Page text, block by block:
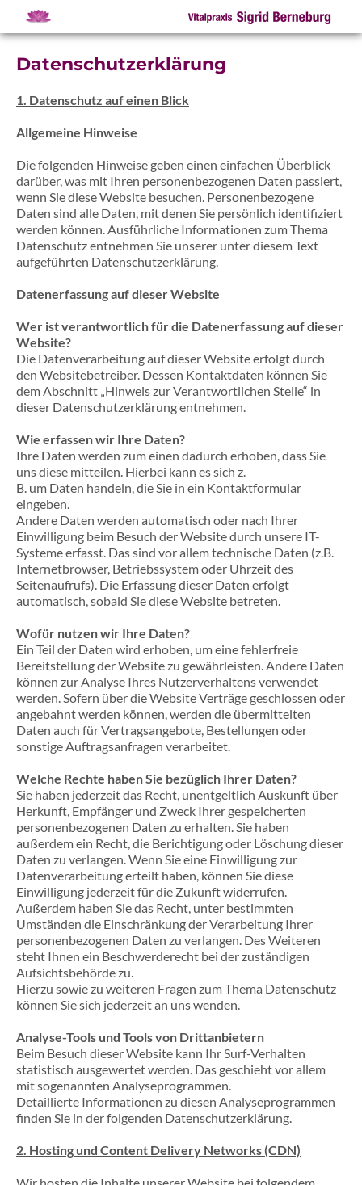
Datenschutz­erklärung
1. Datenschutz auf einen Blick
Allgemeine Hinweise
Die folgenden Hinweise geben einen einfachen Überblick
darüber, was mit Ihren personenbezogenen Daten passiert,
wenn Sie diese Website besuchen. Personenbezogene
Daten sind alle Daten, mit denen Sie persönlich identifiziert
werden können. Ausführliche Informationen zum Thema
Datenschutz entnehmen Sie unserer unter diesem Text
aufgeführten Datenschutzerklärung.
Datenerfassung auf dieser Website
Wer ist verantwortlich für die Datenerfassung auf dieser
Website?
Die Datenverarbeitung auf dieser Website erfolgt durch
den Websitebetreiber. Dessen Kontaktdaten können Sie
dem Abschnitt „Hinweis zur Verantwortlichen Stelle“ in
dieser Datenschutzerklärung entnehmen.
Wie erfassen wir Ihre Daten?
Ihre Daten werden zum einen dadurch erhoben, dass Sie
uns diese mitteilen. Hierbei kann es sich z.
B. um Daten handeln, die Sie in ein Kontaktformular
eingeben.
Andere Daten werden automatisch oder nach Ihrer
Einwilligung beim Besuch der Website durch unsere IT-
Systeme erfasst. Das sind vor allem technische Daten (z.B.
Internetbrowser, Betriebssystem oder Uhrzeit des
Seitenaufrufs). Die Erfassung dieser Daten erfolgt
automatisch, sobald Sie diese Website betreten.
Wofür nutzen wir Ihre Daten?
Ein Teil der Daten wird erhoben, um eine fehlerfreie
Bereitstellung der Website zu gewährleisten. Andere Daten
können zur Analyse Ihres Nutzerverhaltens verwendet
werden. Sofern über die Website Verträge geschlossen oder
angebahnt werden können, werden die übermittelten
Daten auch für Vertragsangebote, Bestellungen oder
sonstige Auftragsanfragen verarbeitet.
Welche Rechte haben Sie bezüglich Ihrer Daten?
Sie haben jederzeit das Recht, unentgeltlich Auskunft über
Herkunft, Empfänger und Zweck Ihrer gespeicherten
personenbezogenen Daten zu erhalten. Sie haben
außerdem ein Recht, die Berichtigung oder Löschung dieser
Daten zu verlangen. Wenn Sie eine Einwilligung zur
Datenverarbeitung erteilt haben, können Sie diese
Einwilligung jederzeit für die Zukunft widerrufen.
Außerdem haben Sie das Recht, unter bestimmten
Umständen die Einschränkung der Verarbeitung Ihrer
personenbezogenen Daten zu verlangen. Des Weiteren
steht Ihnen ein Beschwerderecht bei der zuständigen
Aufsichtsbehörde zu.
Hierzu sowie zu weiteren Fragen zum Thema Datenschutz
können Sie sich jederzeit an uns wenden.
Analyse-Tools und Tools von Dritt­anbietern
Beim Besuch dieser Website kann Ihr Surf-Verhalten
statistisch ausgewertet werden. Das geschieht vor allem
mit sogenannten Analyseprogrammen.
Detaillierte Informationen zu diesen Analyseprogrammen
finden Sie in der folgenden Datenschutzerklärung.
2. Hosting und Content Delivery Networks (CDN)
Wir hosten die Inhalte unserer Website bei folgendem